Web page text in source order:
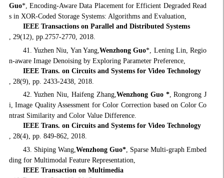
Guo*, Encoding-Aware Data Placement for Efficient Degraded Read
s in XOR-Coded Storage Systems: Algorithms and Evaluation,
IEEE Transactions on Parallel and Distributed Systems
, 29(12), pp.2757-2770, 2018.
41. Yuzhen Niu, Yan Yang, Wenzhong Guo*, Lening Lin, Regio
n-aware Image Denoising by Exploring Parameter Preference,
IEEE Trans. on Circuits and Systems for Video Technology
, 28(9), pp. 2433-2438, 2018.
42. Yuzhen Niu, Haifeng Zhang,Wenzhong Guo *, Rongrong J
i, Image Quality Assessment for Color Correction based on Color Co
ntrast Similarity and Color Value Difference.
IEEE Trans. on Circuits and Systems for Video Technology
, 28(4), pp. 849-862, 2018.
43. Shiping Wang, Wenzhong Guo*, Sparse Multi-graph Embed
ding for Multimodal Feature Representation,
IEEE Transaction on Multimedia